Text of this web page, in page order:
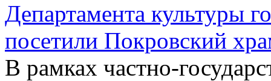
Департамента культуры
посетили Покровский
В рамках частно-